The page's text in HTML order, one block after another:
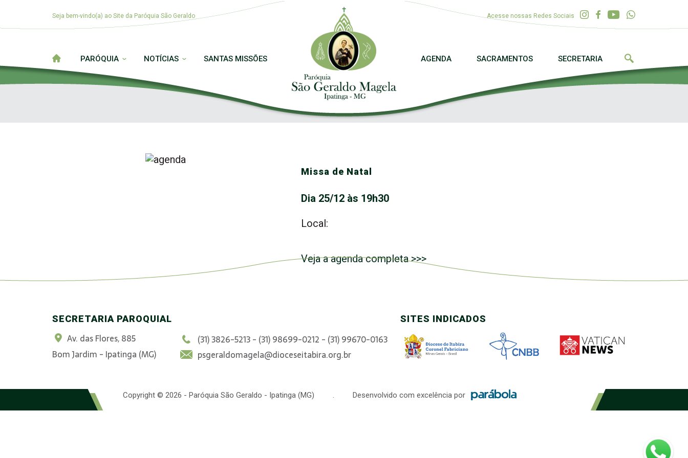
Seja bem-vindo(a) ao Site da Paróquia São Geraldo Acesse nossas Redes Sociais
PARÓQUIA NOTÍCIAS SANTAS MISSÕES AGENDA SACRAMENTOS SECRETARIA
Missa de Natal
Dia 25/12 às 19h30
Local:
Veja a agenda completa >>>
SECRETARIA PAROQUIAL
Av. das Flores, 885
Bom Jardim - Ipatinga (MG)
(31) 3826-5213 - (31) 98699-0212 - (31) 99670-0163
psgeraldomagela@dioceseitabira.org.br
SITES INDICADOS
Copyright © 2026 - Paróquia São Geraldo - Ipatinga (MG) . Desenvolvido com excelência por